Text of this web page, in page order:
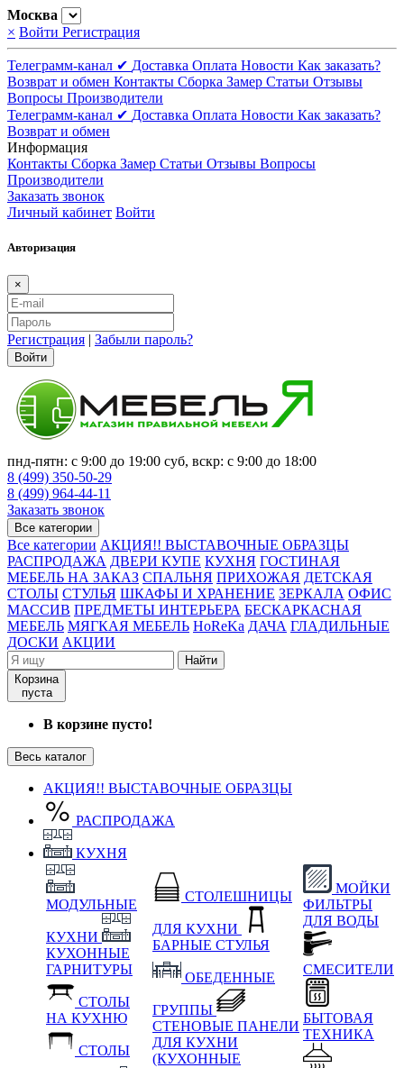
Москва
× Войти Регистрация
Телеграмм-канал ✔ Доставка Оплата Новости Как заказать?
Возврат и обмен Контакты Сборка Замер Статьи Отзывы
Вопросы Производители
Телеграмм-канал ✔ Доставка Оплата Новости Как заказать?
Возврат и обмен
Информация
Контакты Сборка Замер Статьи Отзывы Вопросы
Производители
Заказать звонок
Личный кабинет Войти
Авторизация
×
Регистрация | Забыли пароль?
Войти
пнд-пятн: с 9:00 до 19:00 суб, вскр: с 9:00 до 18:00
8 (499) 350-50-29
8 (499) 964-44-11
Заказать звонок
Все категории
Все категории АКЦИЯ!! ВЫСТАВОЧНЫЕ ОБРАЗЦЫ
РАСПРОДАЖА ДВЕРИ КУПЕ КУХНЯ ГОСТИНАЯ
МЕБЕЛЬ НА ЗАКАЗ СПАЛЬНЯ ПРИХОЖАЯ ДЕТСКАЯ
СТОЛЫ СТУЛЬЯ ШКАФЫ И ХРАНЕНИЕ ЗЕРКАЛА ОФИС
МАССИВ ПРЕДМЕТЫ ИНТЕРЬЕРА БЕСКАРКАСНАЯ
МЕБЕЛЬ МЯГКАЯ МЕБЕЛЬ HoReKa ДАЧА ГЛАДИЛЬНЫЕ
ДОСКИ АКЦИИ
Найти
Корзина
пуста
В корзине пусто!
Весь каталог
АКЦИЯ!! ВЫСТАВОЧНЫЕ ОБРАЗЦЫ
РАСПРОДАЖА
КУХНЯ
МОДУЛЬНЫЕ
КУХНИ
КУХОННЫЕ
ГАРНИТУРЫ
СТОЛЫ
НА КУХНЮ
СТОЛЫ
СТОЛЕШНИЦЫ
ДЛЯ КУХНИ
БАРНЫЕ СТУЛЬЯ
ОБЕДЕННЫЕ
ГРУППЫ
СТЕНОВЫЕ ПАНЕЛИ
ДЛЯ КУХНИ
(КУХОННЫЕ
МОЙКИ
ФИЛЬТРЫ
ДЛЯ ВОДЫ
СМЕСИТЕЛИ
БЫТОВАЯ
ТЕХНИКА